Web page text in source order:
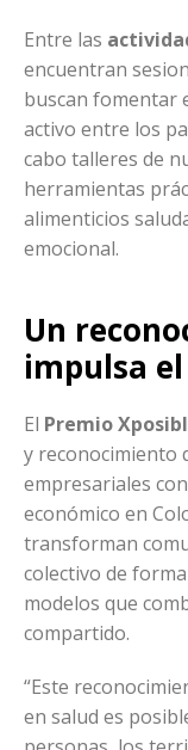
Entre las
encuentran
buscan fomentar
activo entre los
cabo talleres de
herramientas
alimenticios
emocional.
Un
impulsa
El Premio
y reconocimiento
empresariales
económico en
transforman
colectivo de
modelos que
compartido.
“Este
en salud es